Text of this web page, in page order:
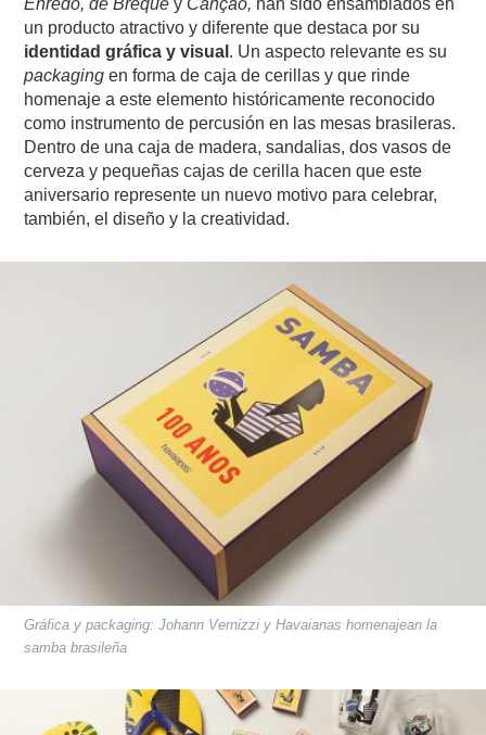
un producto atractivo y diferente que destaca por su
identidad gráfica y visual . Un aspecto relevante es su
packaging en forma de caja de cerillas y que rinde
homenaje a este elemento históricamente reconocido
como instrumento de percusión en las mesas brasileras.
Dentro de una caja de madera, sandalias, dos vasos de
cerveza y pequeñas cajas de cerilla hacen que este
aniversario represente un nuevo motivo para celebrar,
también, el diseño y la creatividad.
Gráfica y packaging: Johann Vernizzi y Havaianas homenajean la
samba brasileña